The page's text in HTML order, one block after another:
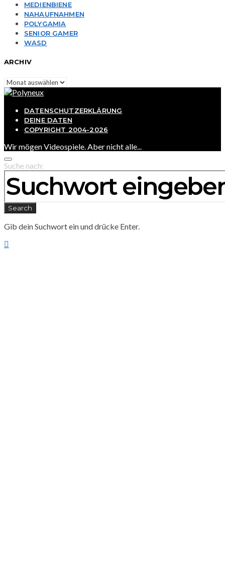
MEDIENBIENE
NAHAUFNAHMEN
POLYGAMIA
SENIOR GAMER
WASD
ARCHIV
Archiv
DATENSCHUTZERKLÄRUNG
DEINE DATEN
COPYRIGHT 2004-2026
Wir mögen Videospiele. Aber nicht alle...
Suche nach:
Search
Gib dein Suchwort ein und drücke Enter.